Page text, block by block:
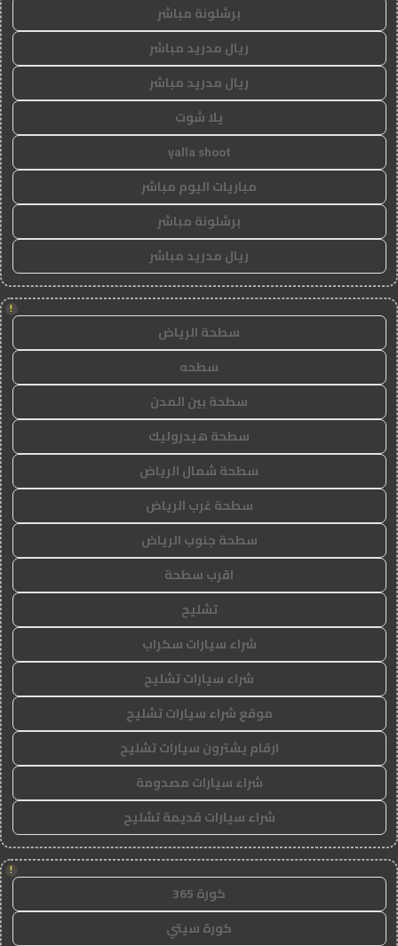
برشلونة مباشر
ريال مدريد مباشر
ريال مدريد مباشر
يلا شوت
yalla shoot
مباريات اليوم مباشر
برشلونة مباشر
ريال مدريد مباشر
!
سطحة الرياض
سطحه
سطحة بين المدن
سطحة هيدروليك
سطحة شمال الرياض
سطحة غرب الرياض
سطحة جنوب الرياض
اقرب سطحة
تشليح
شراء سيارات سكراب
شراء سيارات تشليح
موقع شراء سيارات تشليح
ارقام يشترون سيارات تشليح
شراء سيارات مصدومة
شراء سيارات قديمة تشليح
!
كورة 365
كورة سيتي